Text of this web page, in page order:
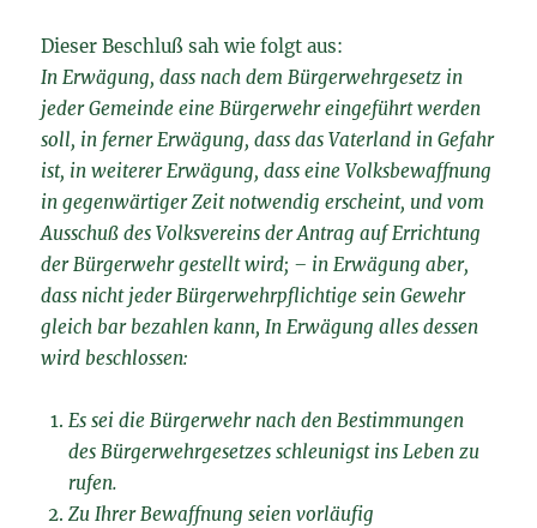
Dieser Beschluß sah wie folgt aus:
In Erwägung, dass nach dem Bürgerwehrgesetz in
jeder Gemeinde eine Bürgerwehr eingeführt werden
soll, in ferner Erwägung, dass das Vaterland in Gefahr
ist, in weiterer Erwägung, dass eine Volksbewaffnung
in gegenwärtiger Zeit notwendig erscheint, und vom
Ausschuß des Volksvereins der Antrag auf Errichtung
der Bürgerwehr gestellt wird; – in Erwägung aber,
dass nicht jeder Bürgerwehrpflichtige sein Gewehr
gleich bar bezahlen kann, In Erwägung alles dessen
wird beschlossen:
Es sei die Bürgerwehr nach den Bestimmungen
des Bürgerwehrgesetzes schleunigst ins Leben zu
rufen.
Zu Ihrer Bewaffnung seien vorläufig